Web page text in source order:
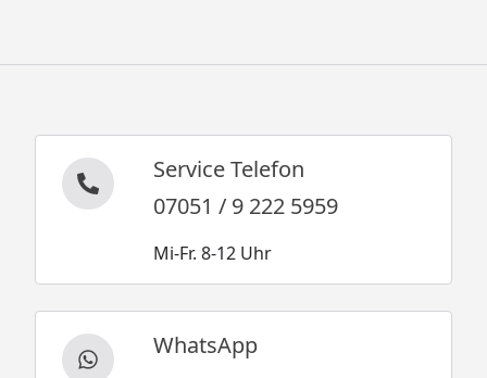
Service Telefon
07051 / 9 222 5959
Mi-Fr. 8-12 Uhr
WhatsApp